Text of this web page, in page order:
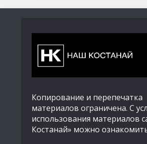
Копирование и перепечатка
материалов ограничена. С
использования материалов
Костанай» можно